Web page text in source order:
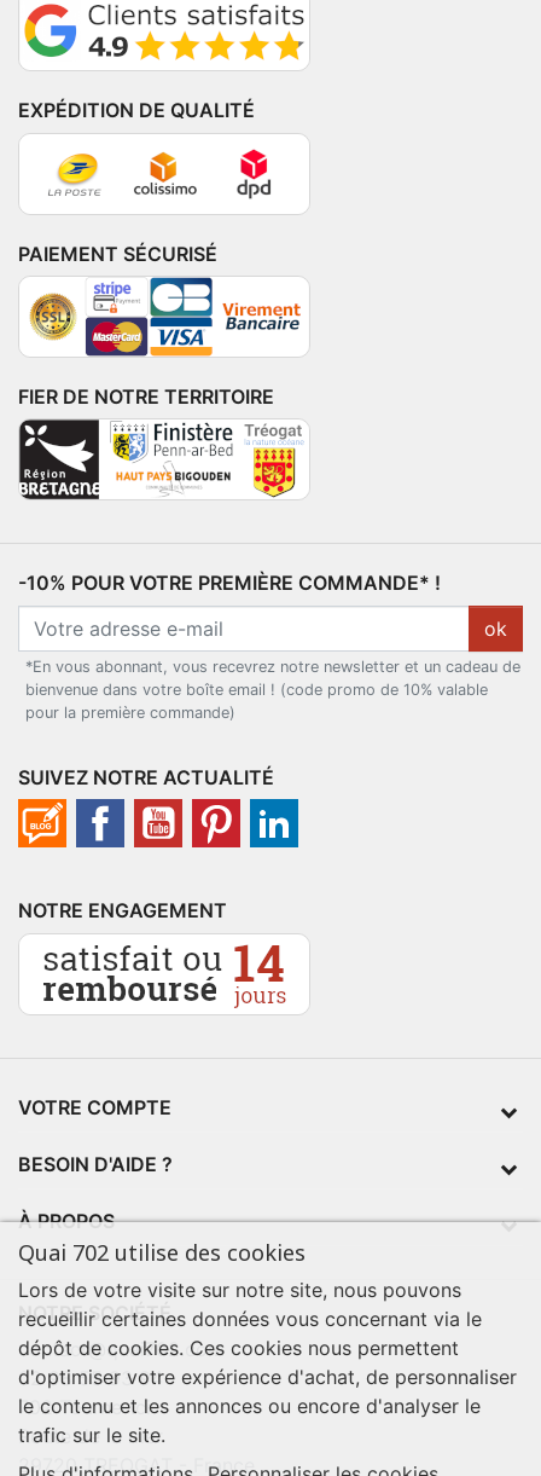
EXPÉDITION DE QUALITÉ
PAIEMENT SÉCURISÉ
FIER DE NOTRE TERRITOIRE
-10% POUR VOTRE PREMIÈRE COMMANDE* !
ok
*En vous abonnant, vous recevrez notre newsletter et un cadeau de
bienvenue dans votre boîte email ! (code promo de 10% valable
pour la première commande)
SUIVEZ NOTRE ACTUALITÉ
NOTRE ENGAGEMENT
VOTRE COMPTE
BESOIN D'AIDE ?
À PROPOS
NOTRE SOCIÉTÉ
contact@quai702.com
02 98 55 93 94
702 Tourne-Ici
Route de la mer
29720 TREOGAT - France
Quai 702 utilise des cookies
Lors de votre visite sur notre site, nous pouvons
recueillir certaines données vous concernant via le
dépôt de cookies. Ces cookies nous permettent
d'optimiser votre expérience d'achat, de personnaliser
le contenu et les annonces ou encore d'analyser le
trafic sur le site.